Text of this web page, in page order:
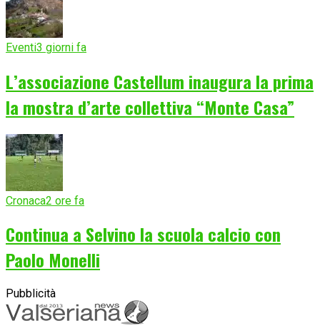
Eventi3 giorni fa
L’associazione Castellum inaugura la prima
la mostra d’arte collettiva “Monte Casa”
Cronaca2 ore fa
Continua a Selvino la scuola calcio con
Paolo Monelli
Pubblicità